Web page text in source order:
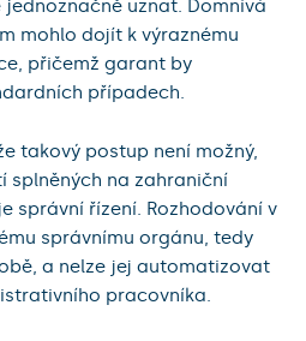
uznat. Domnívá
mohlo dojít k výraznému
přičemž garant by
případech.
takový postup není možný,
splněných na zahraniční
správní řízení. Rozhodování v
správnímu orgánu, tedy
a nelze jej automatizovat
pracovníka.